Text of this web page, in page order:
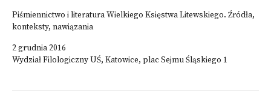
Piśmiennictwo i literatura Wielkiego Księstwa Litewskiego. Źródła,
konteksty, nawiązania
2 grudnia 2016
Wydział Filologiczny UŚ, Katowice, plac Sejmu Śląskiego 1